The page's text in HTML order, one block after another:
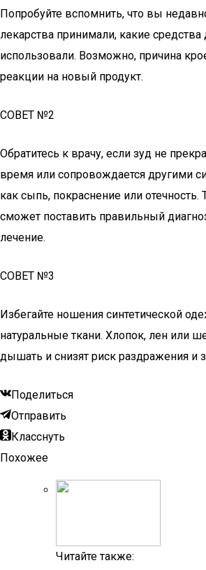
Попробуйте вспомнить, что вы
лекарства принимали, какие средства
использовали. Возможно, причина
реакции на новый продукт.
СОВЕТ №2
Обратитесь к врачу, если зуд не
время или сопровождается другими
как сыпь, покраснение или отечность.
сможет поставить правильный
лечение.
СОВЕТ №3
Избегайте ношения синтетической
натуральные ткани. Хлопок, лен или
дышать и снизят риск раздражения и
Поделиться
Отправить
Класснуть
Похожее
Читайте также: